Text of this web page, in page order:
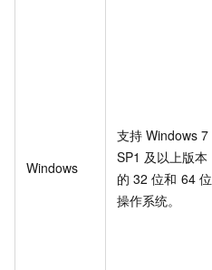
Windows
支持 Windows 7
SP1 及以上版本
的 32 位和 64 位
操作系统。